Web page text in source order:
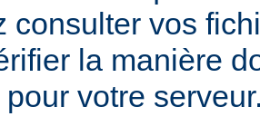
consulter vos
la manière
votre